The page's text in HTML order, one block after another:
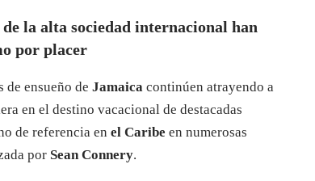
la alta sociedad internacional han
por placer
de ensueño de Jamaica continúen atrayendo a
en el destino vacacional de destacadas
de referencia en el Caribe en numerosas
por Sean Connery.